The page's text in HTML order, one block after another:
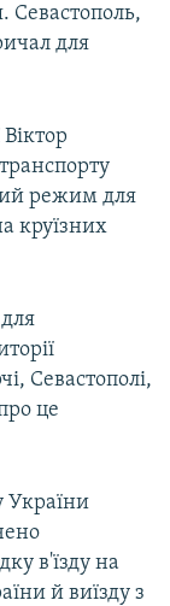
Севастополь,
для
режим для
круїзних
Севастополі,
це
України
в'їзду на
й виїзду з